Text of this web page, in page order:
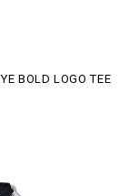
BOLD LOGO TEE